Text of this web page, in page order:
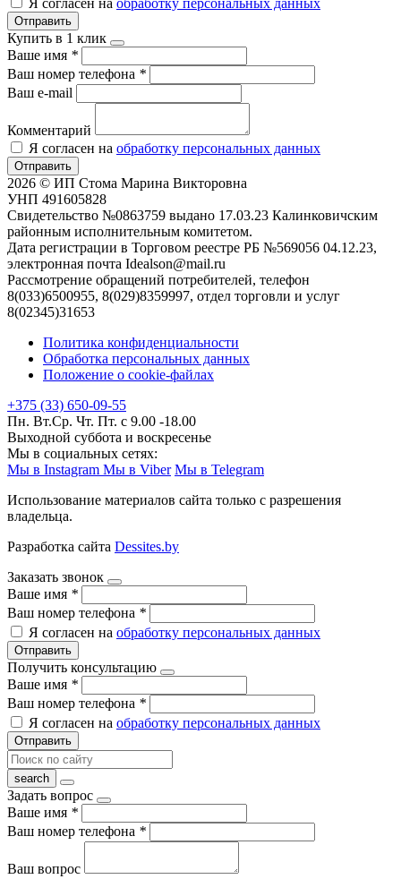
Отправить
Купить в 1 клик
Ваше имя *
Ваш номер телефона *
Ваш e-mail
Комментарий
Я согласен на обработку персональных данных
Отправить
2026 © ИП Стома Марина Викторовна
УНП 491605828
Свидетельство №0863759 выдано 17.03.23 Калинковичским
районным исполнительным комитетом.
Дата регистрации в Торговом реестре РБ №569056 04.12.23,
электронная почта Idealson@mail.ru
Рассмотрение обращений потребителей, телефон
8(033)6500955, 8(029)8359997, отдел торговли и услуг
8(02345)31653
Политика конфиденциальности
Обработка персональных данных
Положение о cookie-файлах
+375 (33) 650-09-55
Пн. Вт.Ср. Чт. Пт. с 9.00 -18.00
Выходной суббота и воскресенье
Мы в социальных сетях:
Мы в Instagram Мы в Viber Мы в Telegram
Использование материалов сайта только с разрешения
владельца.
Разработка сайта Dessites.by
Заказать звонок
Ваше имя *
Ваш номер телефона *
Я согласен на обработку персональных данных
Отправить
Получить консультацию
Ваше имя *
Ваш номер телефона *
Я согласен на обработку персональных данных
Отправить
Задать вопрос
Ваше имя *
Ваш номер телефона *
Ваш вопрос